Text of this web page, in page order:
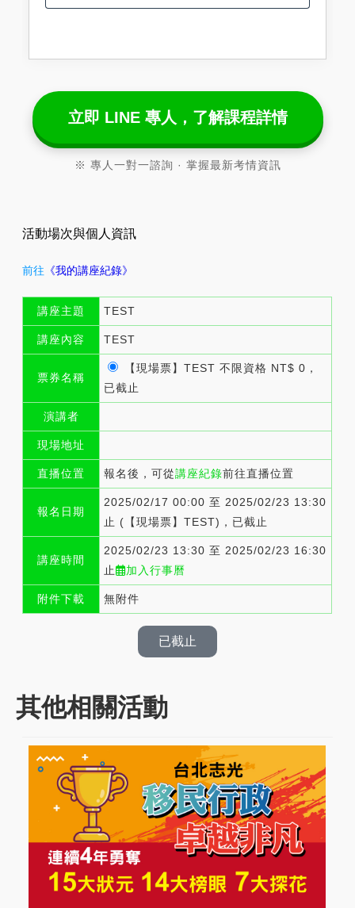
立即 LINE 專人，了解課程詳情
※ 專人一對一諮詢 · 掌握最新考情資訊
活動場次與個人資訊
前往 《我的講座紀錄》
講座主題 TEST
講座內容 TEST
票券名稱
【現場票】TEST 不限資格 NT$ 0，
已截止
演講者
現場地址
直播位置 報名後，可從講座紀錄前往直播位置
報名日期
2025/02/17 00:00 至 2025/02/23 13:30
止 (【現場票】TEST)，已截止
講座時間
2025/02/23 13:30 至 2025/02/23 16:30
止
加入行事曆
附件下載 無附件
已截止
其他相關活動